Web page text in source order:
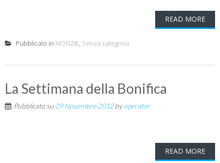
READ MORE
Pubblicato in NOTIZIE, Senza categoria
La Settimana della Bonifica
Pubblicato su 29 Novembre 2012byoperator
READ MORE